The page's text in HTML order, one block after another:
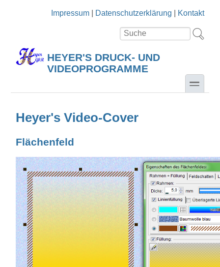
Impressum| Datenschutzerklärung Kontakt
HEYER'S DRUCK- UND
VIDEOPROGRAMME
toggle
Heyer's Video-Cover
Flächenfeld